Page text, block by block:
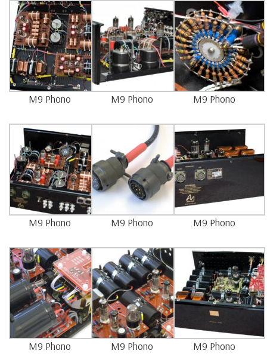
M9 Phono M9 Phono M9 Phono
M9 Phono M9 Phono M9 Phono
M9 Phono M9 Phono M9 Phono